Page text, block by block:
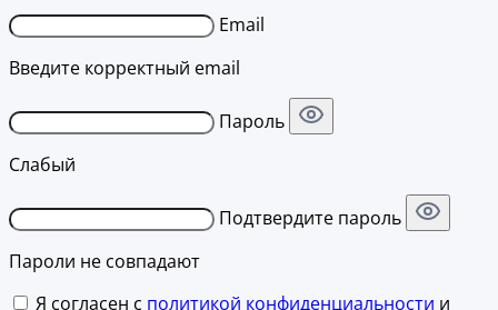
Email
Введите корректный email
Пароль
Слабый
Подтвердите пароль
Пароли не совпадают
Я согласен с политикой конфиденциальности и